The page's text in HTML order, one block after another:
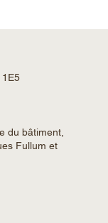
du bâtiment,
Fullum et